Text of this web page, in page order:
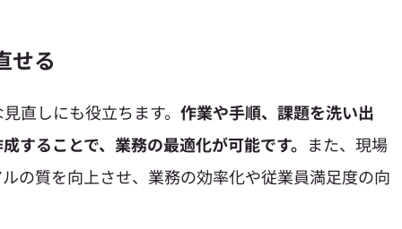
せる
直しにも役立ちます。 作業や手順、課題を洗い出
することで、業務の最適化が可能です。 また、現場
の質を向上させ、業務の効率化や従業員満足度の向